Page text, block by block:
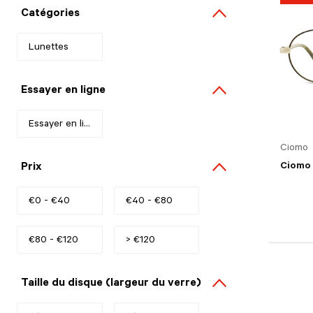
Catégories
Lunettes
Refine by Catégories: Lunettes
Essayer en ligne
Essayer en ligne
Refine by Essayer en ligne: Essayer en ligne
Prix
€0 - €40
Refine by Prix: €0 - €40€40 - €80
Refine by Prix: €40 - €80
€80 - €120
Refine by Prix: €80 - €120
> €120
Refine by Prix: > €120
Taille du disque (largeur du verre)
Ciomo
Ciomo